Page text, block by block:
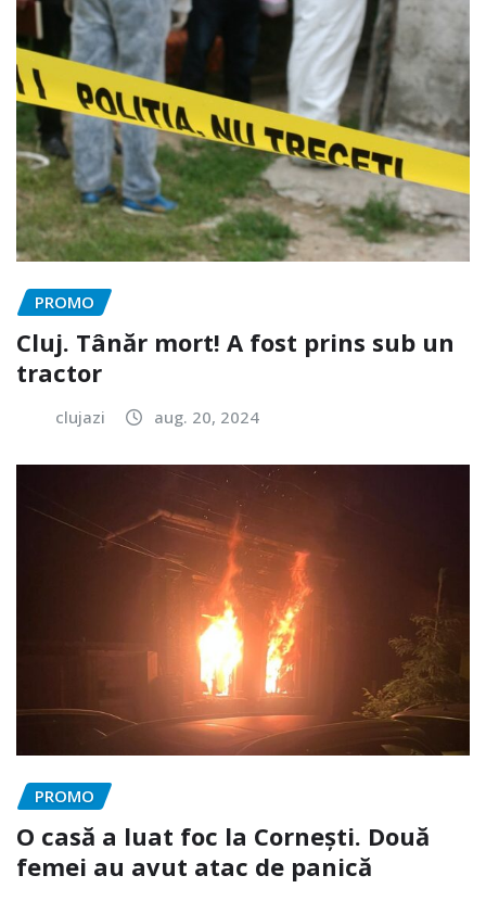
PROMO
Cluj. Tânăr mort! A fost prins sub un
tractor
clujazi aug. 20, 2024
PROMO
O casă a luat foc la Cornești. Două
femei au avut atac de panică